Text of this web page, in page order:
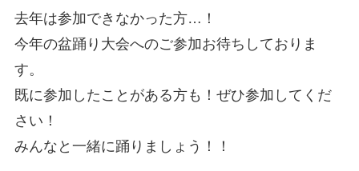
去年は参加できなかった方…！
今年の盆踊り大会へのご参加お待ちしておりま
す。
既に参加したことがある方も！ぜひ参加してくだ
さい！
みんなと一緒に踊りましょう！！